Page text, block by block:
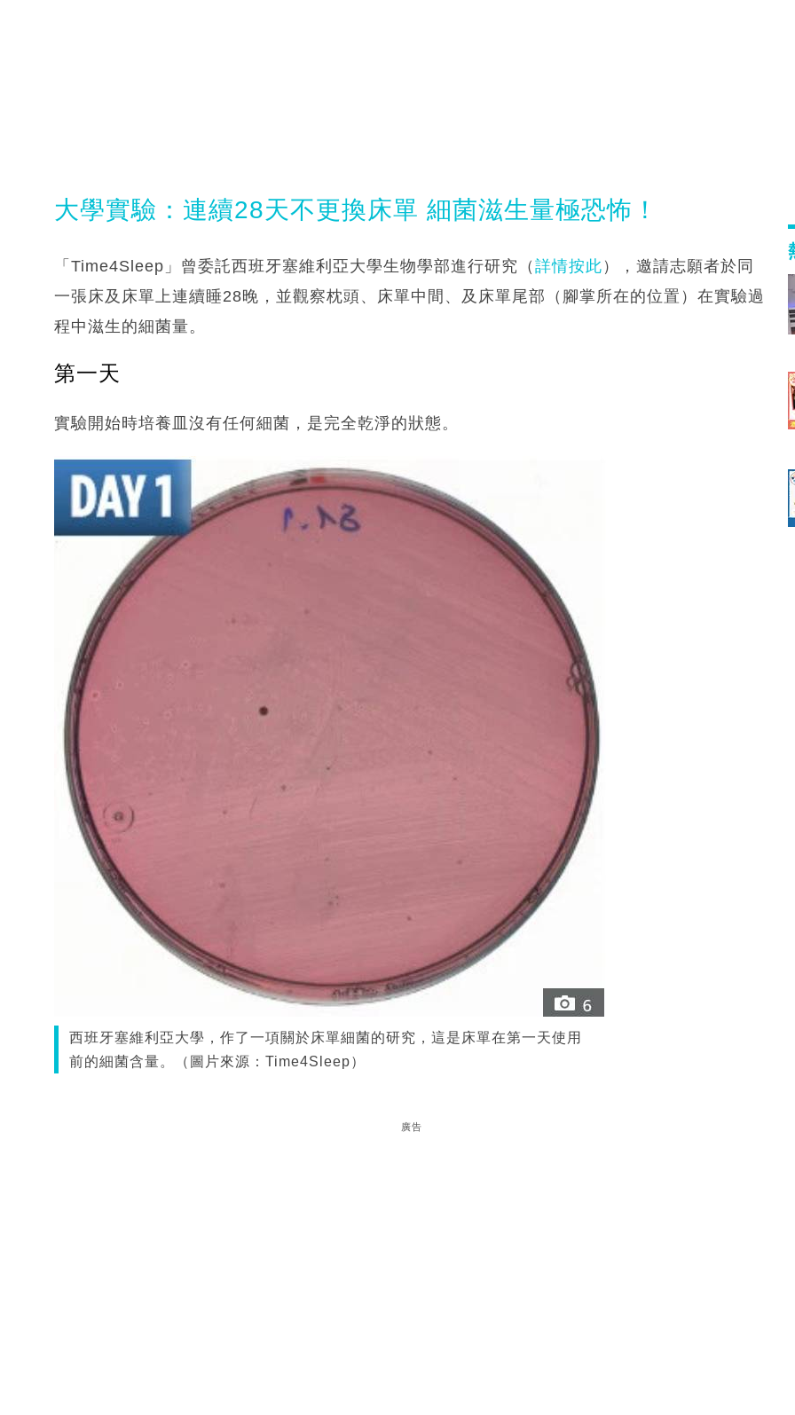
大學實驗：連續28天不更換床單 細菌滋生量極恐怖！
「Time4Sleep」曾委託西班牙塞維利亞大學生物學部進行研究（ 詳情按此 ），邀請志願者於同
一張床及床單上連續睡28晚，並觀察枕頭、床單中間、及床單尾部（腳掌所在的位置）在實驗過
程中滋生的細菌量。
第一天
實驗開始時培養皿沒有任何細菌，是完全乾淨的狀態。
西班牙塞維利亞大學，作了一項關於床單細菌的研究，這是床單在第一天使用
前的細菌含量。（圖片來源：Time4Sleep）
廣告